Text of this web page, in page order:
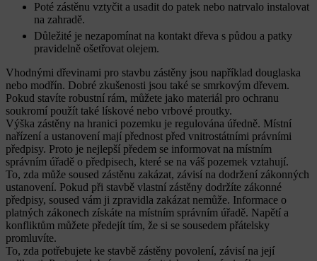
Poté zástěnu vztyčit a usadit do patek nebo natrvalo instalovat
na zahradě.
Důležité je nezapomínat na kontakt dřeva s půdou a patky
pravidelně ošetřovat olejem.
Vhodnými dřevinami pro stavbu zástěny jsou například douglaska
nebo modřín. Dobré zkušenosti jsou také se smrkovým dřevem.
Pokud stavíte robustní rám, můžete jako materiál pro ochranu
soukromí použít také lískové nebo vrbové proutky.
Výška zástěny na hranici pozemku je regulována úředně. Místní
nařízení a ustanovení mají přednost před vnitrostátními právními
předpisy. Proto je nejlepší předem se informovat na místním
správním úřadě o předpisech, které se na váš pozemek vztahují.
To, zda může soused zástěnu zakázat, závisí na dodržení zákonných
ustanovení. Pokud při stavbě vlastní zástěny dodržíte zákonné
předpisy, soused vám ji zpravidla zakázat nemůže. Informace o
platných zákonech získáte na místním správním úřadě. Napětí a
konfliktům můžete předejít tím, že si se sousedem přátelsky
promluvíte.
To, zda potřebujete ke stavbě zástěny povolení, závisí na její